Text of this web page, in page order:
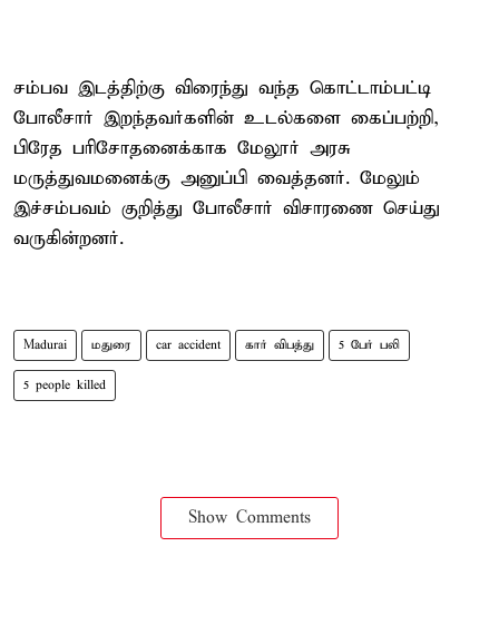
சம்பவ இடத்திற்கு விரைந்து வந்த கொட்டாம்பட்டி
போலீசார் இறந்தவர்களின் உடல்களை கைப்பற்றி,
பிரேத பரிசோதனைக்காக மேலூர் அரசு
மருத்துவமனைக்கு அனுப்பி வைத்தனர். மேலும்
இச்சம்பவம் குறித்து போலீசார் விசாரணை செய்து
வருகின்றனர்.
Madurai மதுரை car accident கார் விபத்து 5 பேர் பலி
5 people killed
Show Comments